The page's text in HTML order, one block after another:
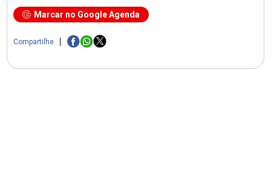
Marcar no Google Agenda
Compartilhe